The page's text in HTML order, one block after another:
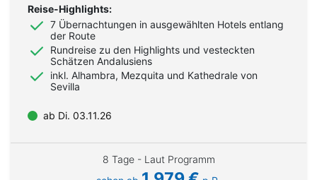
Reise-Highlights:
7 Übernachtungen in ausgewählten Hotels entlang
der Route
Rundreise zu den Highlights und vesteckten
Schätzen Andalusiens
inkl. Alhambra, Mezquita und Kathedrale von
Sevilla
ab Di. 03.11.26
8 Tage - Laut Programm